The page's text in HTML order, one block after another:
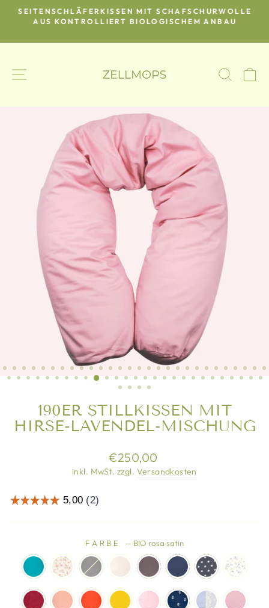
Direkt
Pause
Diashow
SEITENSCHLÄFERKISSEN MIT SCHAFSCHURWOLLE
AUS KONTROLLIERT BIOLOGISCHEM ANBAU
SEITENNAVIGATION
190ER STILLKISSEN MIT
HIRSE-LAVENDEL-MISCHUNG
Normaler
Preis
Sonderpreis
€250,00
inkl. MwSt. zzgl. Versandkosten
FARBE — BIO rosa satin